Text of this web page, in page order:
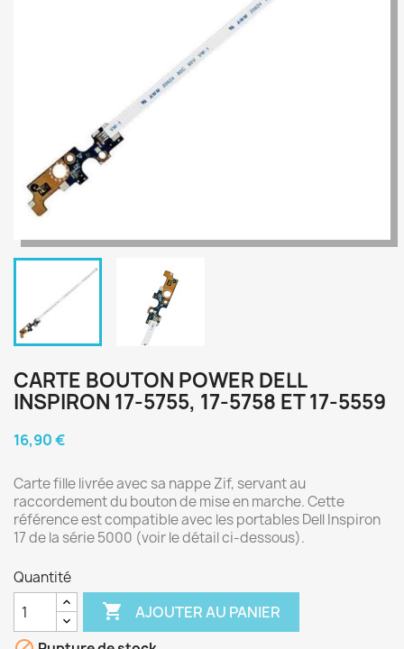
CARTE BOUTON POWER DELL
INSPIRON 17-5755, 17-5758 ET 17-5559
16,90 €
Carte fille livrée avec sa nappe Zif, servant au
raccordement du bouton de mise en marche. Cette
référence est compatible avec les portables Dell Inspiron
17 de la série 5000 (voir le détail ci-dessous).
Quantité
 AJOUTER AU PANIER